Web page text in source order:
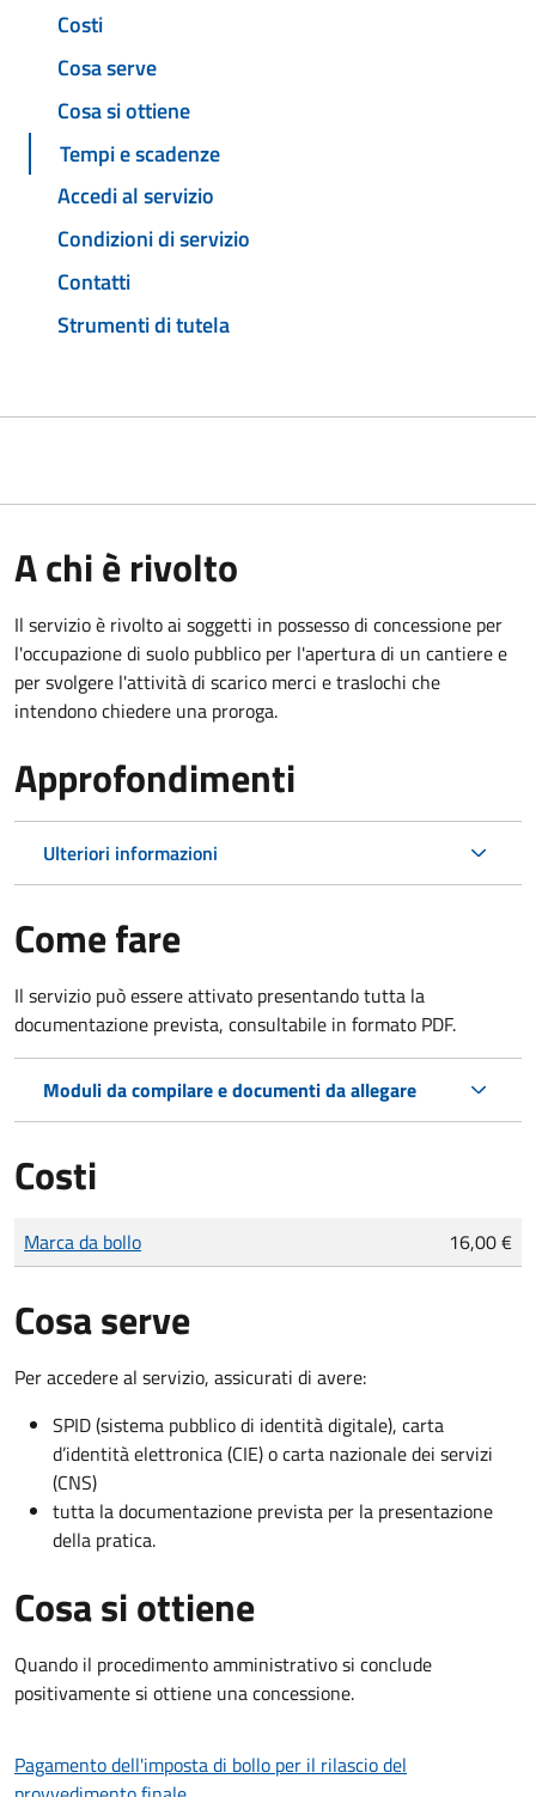
Costi
Cosa serve
Cosa si ottiene
Tempi e scadenze
Accedi al servizio
Condizioni di servizio
Contatti
Strumenti di tutela
A chi è rivolto
Il servizio è rivolto ai soggetti in possesso di concessione per
l'occupazione di suolo pubblico per l'apertura di un cantiere e
per svolgere l'attività di scarico merci e traslochi che
intendono chiedere una proroga.
Approfondimenti
Ulteriori informazioni
Come fare
Il servizio può essere attivato presentando tutta la
documentazione prevista, consultabile in formato PDF.
Moduli da compilare e documenti da allegare
Costi
Tipo di pagamento
Importo
Marca da bollo 16,00 €
Cosa serve
Per accedere al servizio, assicurati di avere:
SPID (sistema pubblico di identità digitale), carta
d’identità elettronica (CIE) o carta nazionale dei servizi
(CNS)
tutta la documentazione prevista per la presentazione
della pratica.
Cosa si ottiene
Quando il procedimento amministrativo si conclude
positivamente si ottiene una concessione.
Pagamento dell'imposta di bollo per il rilascio del